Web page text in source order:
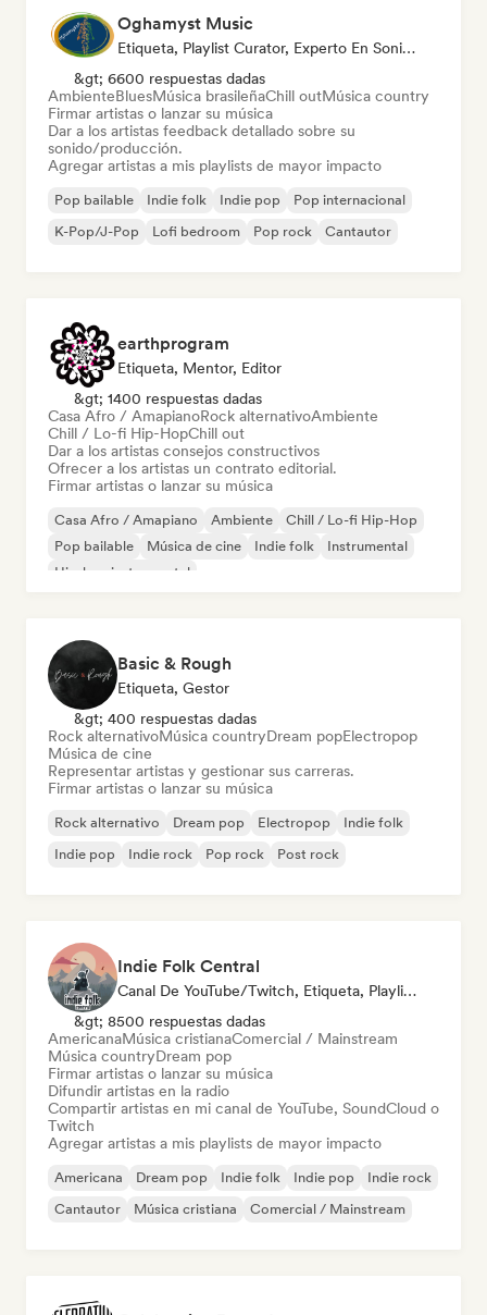
Oghamyst Music
Etiqueta, Playlist Curator, Experto En Sonido
&gt; 6600 respuestas dadas
AmbienteBluesMúsica brasileñaChill outMúsica country
Firmar artistas o lanzar su música
Dar a los artistas feedback detallado sobre su
sonido/producción.
Agregar artistas a mis playlists de mayor impacto
Pop bailable Indie folk Indie pop
Pop internacional
K-Pop/J-Pop
Lofi bedroom Pop rock Cantautor
earthprogram
Etiqueta, Mentor, Editor
&gt; 1400 respuestas dadas
Casa Afro / AmapianoRock alternativoAmbiente
Chill / Lo-fi Hip-HopChill out
Dar a los artistas consejos constructivos
Ofrecer a los artistas un contrato editorial.
Firmar artistas o lanzar su música
Casa Afro / Amapiano Ambiente
Chill / Lo-fi Hip-Hop
Pop bailable
Música de cine Indie folk
Instrumental
Hip-hop instrumental
Basic & Rough
Etiqueta, Gestor
&gt; 400 respuestas dadas
Rock alternativoMúsica countryDream popElectropop
Música de cine
Representar artistas y gestionar sus carreras.
Firmar artistas o lanzar su música
Rock alternativo Dream pop Electropop
Indie folk
Indie pop
Indie rock Pop rock Post rock
Indie Folk Central
Canal De YouTube/Twitch, Etiqueta, Playlist Curator, Emisoras De Radio
&gt; 8500 respuestas dadas
AmericanaMúsica cristianaComercial / Mainstream
Música countryDream pop
Firmar artistas o lanzar su música
Difundir artistas en la radio
Compartir artistas en mi canal de YouTube, SoundCloud o
Twitch
Agregar artistas a mis playlists de mayor impacto
Americana Dream pop Indie folk Indie pop
Indie rock
Cantautor
Música cristiana Comercial / Mainstream